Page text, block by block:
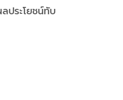
ประโยชน์ทับ